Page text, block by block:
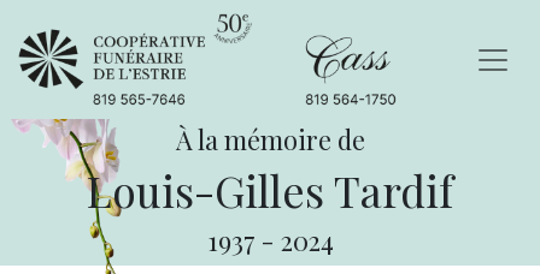
À la mémoire de
Louis-Gilles Tardif
1937 - 2024